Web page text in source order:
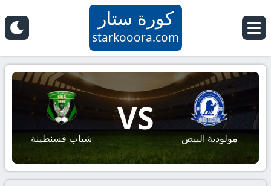
كورة ستار
starkooora.com
مولودية البيض
VS
شباب قسنطينة